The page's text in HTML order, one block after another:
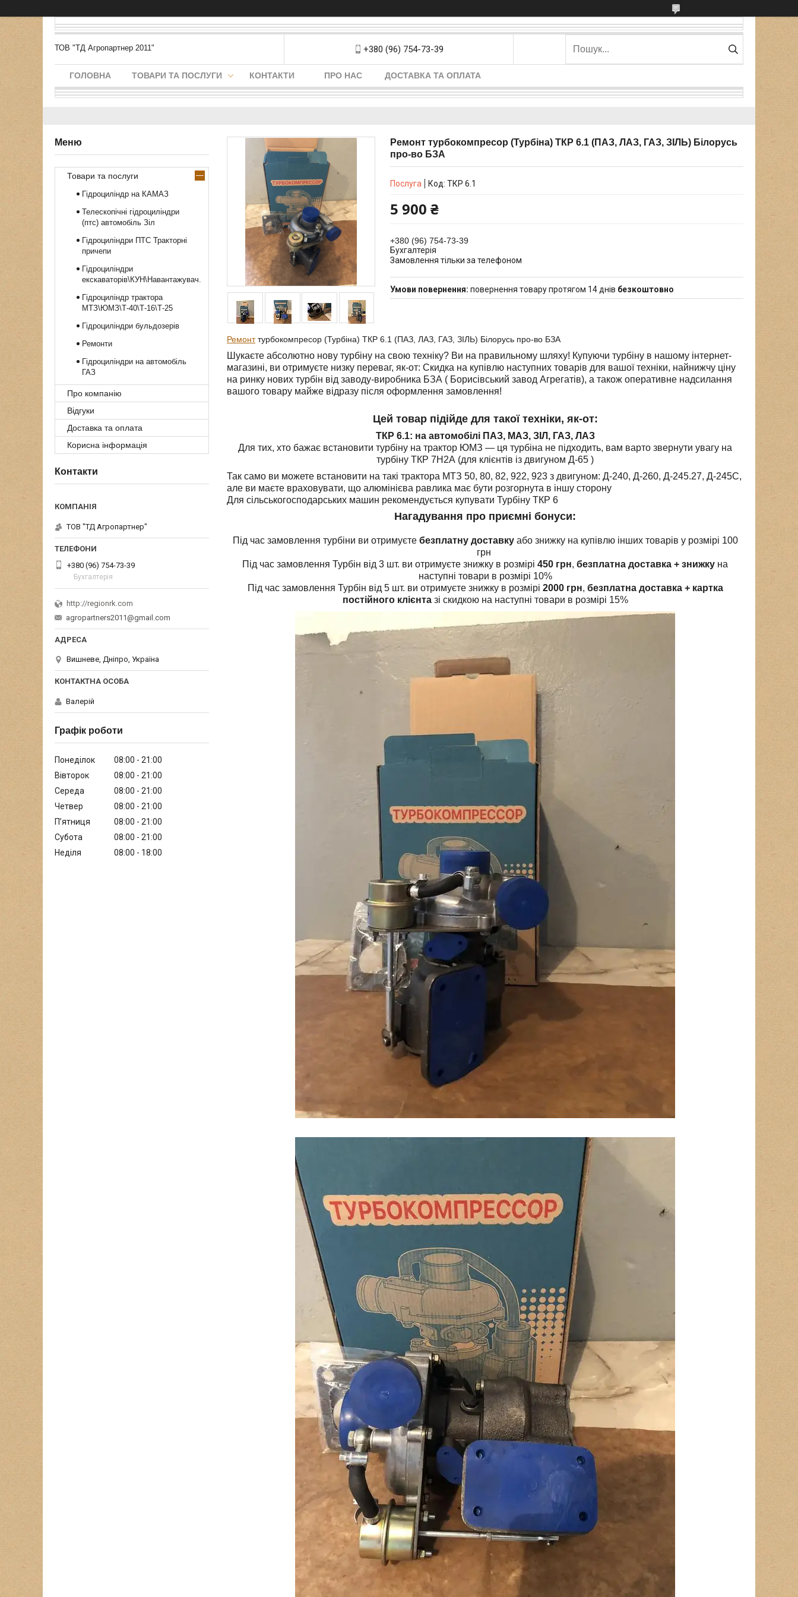
ТОВ "ТД Агропартнер 2011" +380 (96) 754-73-39
ГОЛОВНА ТОВАРИ ТА ПОСЛУГИ КОНТАКТИ ПРО НАС ДОСТАВКА ТА ОПЛАТА
Ремонт турбокомпресор (Турбіна) ТКР 6.1 (ПАЗ, ЛАЗ, ГАЗ, ЗІЛЬ) Білорусь
про-во БЗА
Послуга Код: ТКР 6.1
5 900 ₴
+380 (96) 754-73-39
Бухгалтерія
Замовлення тільки за телефоном
повернення товару протягом 14 днів безкоштовно
Ремонттурбокомпресор (Турбіна) ТКР 6.1 (ПАЗ, ЛАЗ, ГАЗ, ЗІЛЬ) Білорусь про-во БЗА
Шукаєте абсолютно нову турбіну на свою техніку? Ви на правильному шляху! Купуючи турбіну в нашому інтернет-
магазині, ви отримуєте низку переваг, як-от: Скидка на купівлю наступних товарів для вашої техніки, найнижчу ціну
на ринку нових турбін від заводу-виробника БЗА ( Борисівський завод Агрегатів), а також оперативне надсилання
вашого товару майже відразу після оформлення замовлення!
Цей товар підійде для такої техніки, як-от:
ТКР 6.1: на автомобілі ПАЗ, МАЗ, ЗІЛ, ГАЗ, ЛАЗ
Для тих, хто бажає встановити турбіну на трактор ЮМЗ — ця турбіна не підходить, вам варто звернути увагу на
турбіну ТКР 7Н2А (для клієнтів із двигуном Д-65 )
Так само ви можете встановити на такі трактора МТЗ 50, 80, 82, 922, 923 з двигуном: Д-240, Д-260, Д-245.27, Д-245С,
але ви маєте враховувати, що алюмінієва равлика має бути розгорнута в іншу сторону
Для сільськогосподарських машин рекомендується купувати Турбіну ТКР 6
Нагадування про приємні бонуси:
Під час замовлення турбіни ви отримуєте безплатну доставку або знижку на купівлю інших товарів у розмірі 100
грн
Під час замовлення Турбін від 3 шт. ви отримуєте знижку в розмірі 450 грн, безплатна доставка + знижку на
наступні товари в розмірі 10%
Під час замовлення Турбін від 5 шт. ви отримуєте знижку в розмірі 2000 грн, безплатна доставка + картка
постійного клієнтазі скидкою на наступні товари в розмірі 15%
Товари та послуги
Гідроциліндр на КАМАЗ
Телескопічні гідроциліндри
(птс) автомобіль Зіл
Гідроциліндри ПТС Тракторні
причепи
Гідроциліндри
екскаваторів\КУН\Навантажувач.
Гідроциліндр трактора
МТЗ\ЮМЗ\Т-40\Т-16\Т-25
Гідроциліндри бульдозерів
Ремонти
Гідроциліндри на автомобіль
ГАЗ
Про компанію
Відгуки
Доставка та оплата
Корисна інформація
Контакти
ТОВ "ТД Агропартнер"
+380 (96) 754-73-39
Бухгалтерія
http://regionrk.com
agropartners2011@gmail.com
Вишневе, Дніпро, Україна
Валерій
Графік роботи
Понеділок 08:00
21:00
Вівторок
08:00
21:00
Середа
08:00
21:00
Четвер
08:00
21:00
Пʼятниця
08:00
21:00
Субота
08:00
21:00
Неділя
08:00 18:00